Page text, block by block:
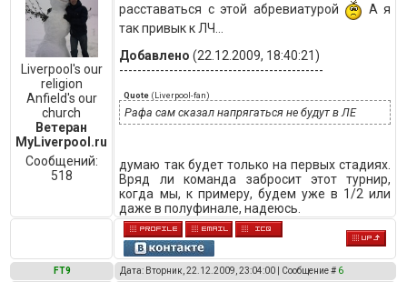
Liverpool's our
religion
Anfield's our
church
Ветеран
MyLiverpool.ru
Сообщений:
518
расставаться с этой абревиатурой
А я
так привык к ЛЧ...
Добавлено (22.12.2009, 18:40:21)
---------------------------------------------
Quote (Liverpool-fan)
Рафа сам сказал напрягаться не будут в ЛЕ
думаю так будет только на первых стадиях.
Вряд ли команда забросит этот турнир,
когда мы, к примеру, будем уже в 1/2 или
даже в полуфинале, надеюсь.
FT9 Дата: Вторник, 22.12.2009, 23:04:00 | Сообщение # 6